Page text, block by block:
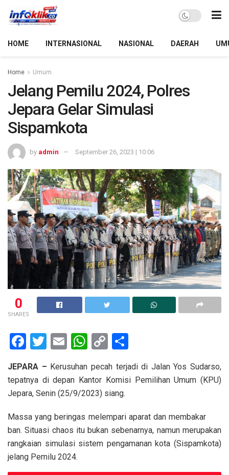
HOME INTERNASIONAL NASIONAL DAERAH
Home Umum
Jelang Pemilu 2024, Polres
Jepara Gelar Simulasi
Sispamkota
by admin September 26, 2023 | 10:06
0
SHARES
F
ce
b
o
k
T
tt
er
E
ail
W
at
s
p
p
C
py
Li
k
ar
JEPARA – Kerusuhan pecah terjadi di Jalan Yos Sudarso,
tepatnya di depan Kantor Komisi Pemilihan Umum (KPU)
Jepara, Senin (25/9/2023) siang.
Massa yang beringas melempari aparat dan membakar
ban. Situasi chaos itu bukan sebenarnya, namun merupakan
rangkaian simulasi sistem pengamanan kota (Sispamkota)
jelang Pemilu 2024.